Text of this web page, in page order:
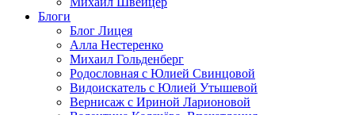
Блоги
Блог Лицея
Алла Нестеренко
Михаил Гольденберг
Родословная с Юлией Свинцовой
Видоискатель с Юлией Утышевой
Вернисаж с Ириной Ларионовой